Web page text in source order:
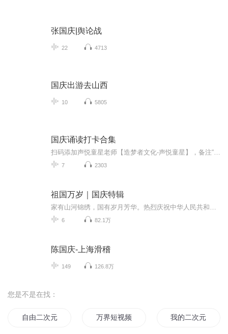
张国庆|舆论战
22 4713
国庆出游去山西
10 5805
国庆诵读打卡合集
7 2303
祖国万岁｜国庆特辑
6 82.1万
陈国庆-上海滑稽
149 126.8万
您是不是在找：
自由二次元穿越者 万界短视频系统 我的二次元帝国